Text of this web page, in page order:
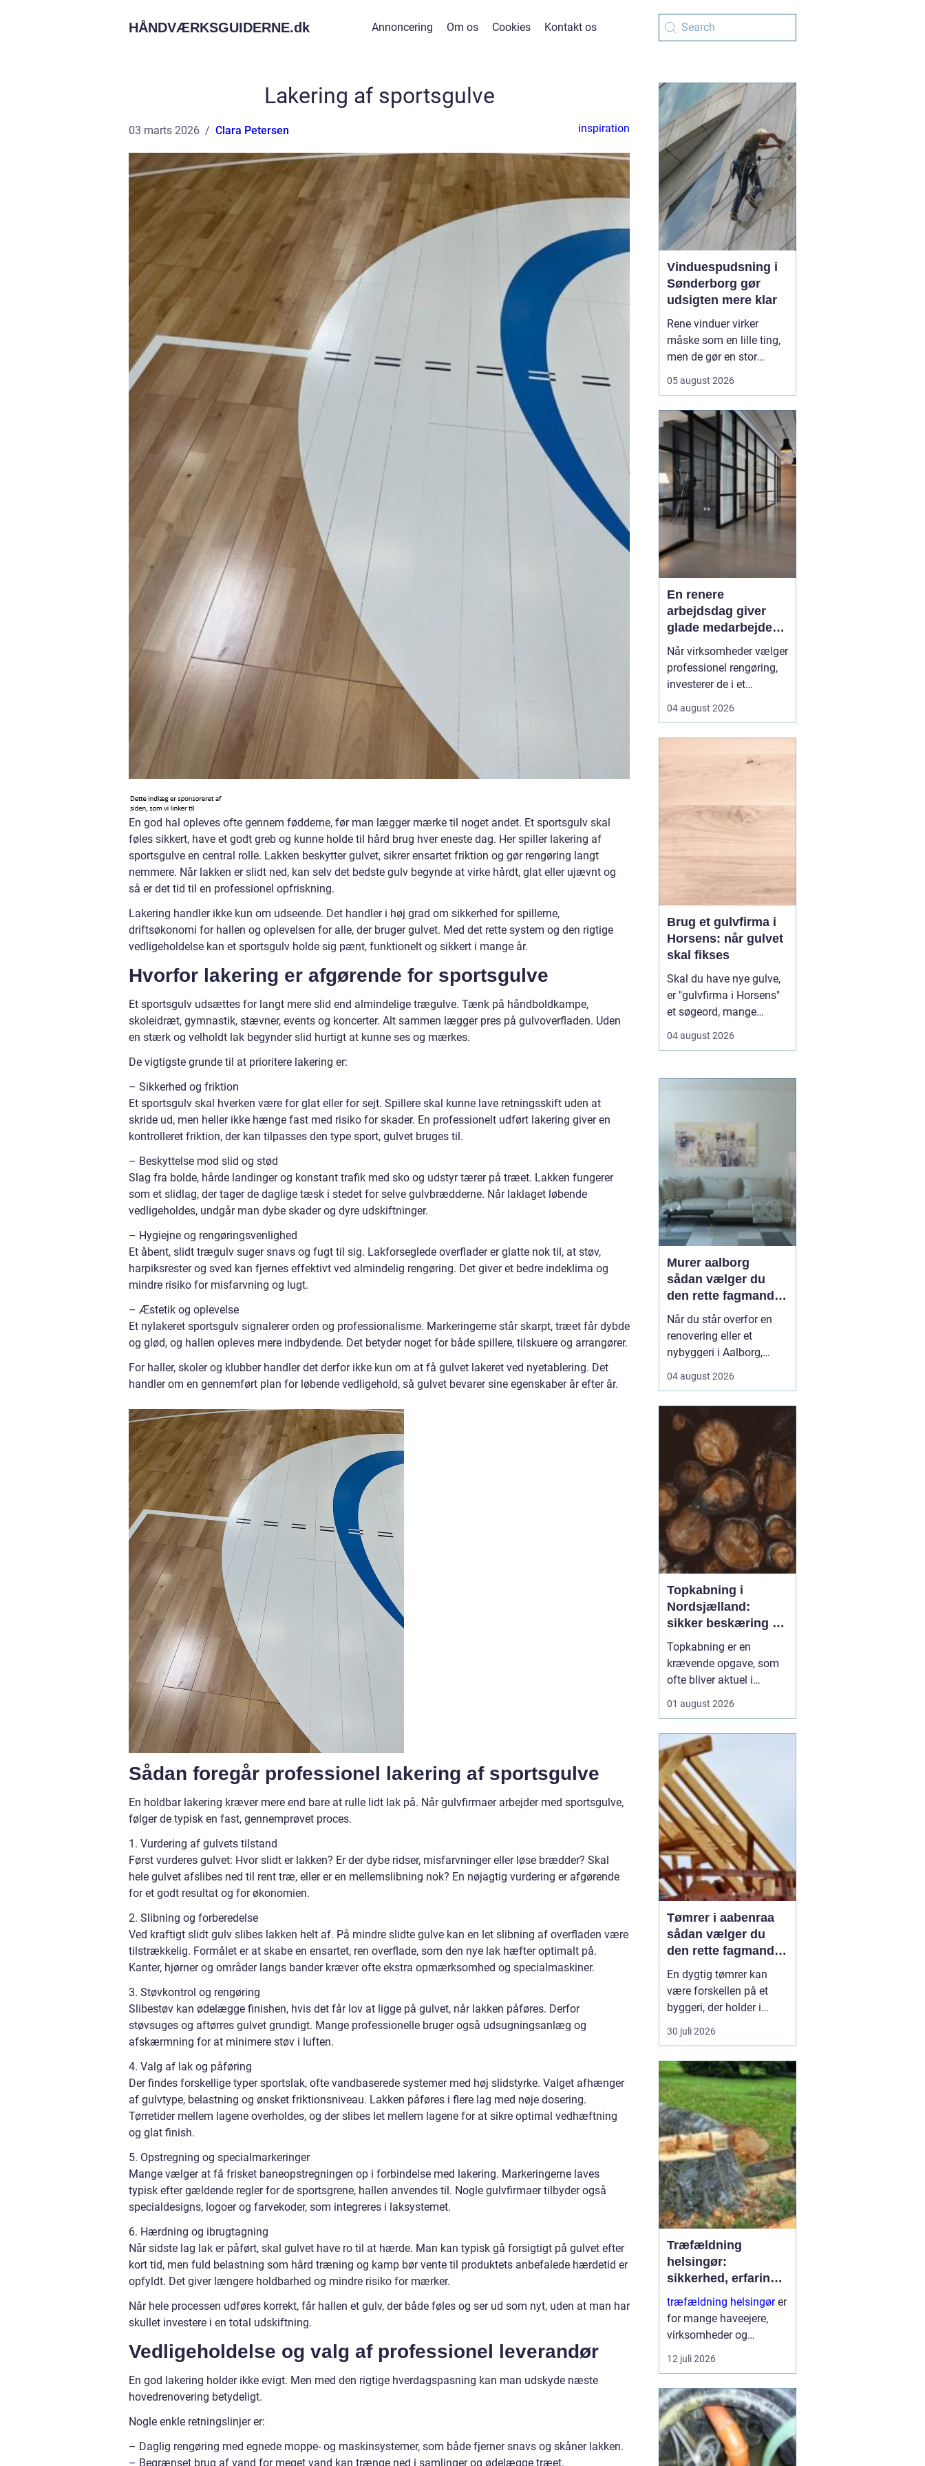
HÅNDVÆRKSGUIDERNE.dk Annoncering Om os Cookies Kontakt os
Lakering af sportsgulve
03 marts 2026 Clara Petersen inspiration
En god hal opleves ofte gennem fødderne, før man lægger mærke til noget andet. Et sportsgulv skal
føles sikkert, have et godt greb og kunne holde til hård brug hver eneste dag. Her spiller lakering af
sportsgulve en central rolle. Lakken beskytter gulvet, sikrer ensartet friktion og gør rengøring langt
nemmere. Når lakken er slidt ned, kan selv det bedste gulv begynde at virke hårdt, glat eller ujævnt og
så er det tid til en professionel opfriskning.
Lakering handler ikke kun om udseende. Det handler i høj grad om sikkerhed for spillerne,
driftsøkonomi for hallen og oplevelsen for alle, der bruger gulvet. Med det rette system og den rigtige
vedligeholdelse kan et sportsgulv holde sig pænt, funktionelt og sikkert i mange år.
Hvorfor lakering er afgørende for sportsgulve
Et sportsgulv udsættes for langt mere slid end almindelige trægulve. Tænk på håndboldkampe,
skoleidræt, gymnastik, stævner, events og koncerter. Alt sammen lægger pres på gulvoverfladen. Uden
en stærk og velholdt lak begynder slid hurtigt at kunne ses og mærkes.
De vigtigste grunde til at prioritere lakering er:
– Sikkerhed og friktion
Et sportsgulv skal hverken være for glat eller for sejt. Spillere skal kunne lave retningsskift uden at
skride ud, men heller ikke hænge fast med risiko for skader. En professionelt udført lakering giver en
kontrolleret friktion, der kan tilpasses den type sport, gulvet bruges til.
– Beskyttelse mod slid og stød
Slag fra bolde, hårde landinger og konstant trafik med sko og udstyr tærer på træet. Lakken fungerer
som et slidlag, der tager de daglige tæsk i stedet for selve gulvbrædderne. Når laklaget løbende
vedligeholdes, undgår man dybe skader og dyre udskiftninger.
– Hygiejne og rengøringsvenlighed
Et åbent, slidt trægulv suger snavs og fugt til sig. Lakforseglede overflader er glatte nok til, at støv,
harpiksrester og sved kan fjernes effektivt ved almindelig rengøring. Det giver et bedre indeklima og
mindre risiko for misfarvning og lugt.
– Æstetik og oplevelse
Et nylakeret sportsgulv signalerer orden og professionalisme. Markeringerne står skarpt, træet får dybde
og glød, og hallen opleves mere indbydende. Det betyder noget for både spillere, tilskuere og arrangører.
For haller, skoler og klubber handler det derfor ikke kun om at få gulvet lakeret ved nyetablering. Det
handler om en gennemført plan for løbende vedligehold, så gulvet bevarer sine egenskaber år efter år.
Sådan foregår professionel lakering af sportsgulve
En holdbar lakering kræver mere end bare at rulle lidt lak på. Når gulvfirmaer arbejder med sportsgulve,
følger de typisk en fast, gennemprøvet proces.
1. Vurdering af gulvets tilstand
Først vurderes gulvet: Hvor slidt er lakken? Er der dybe ridser, misfarvninger eller løse brædder? Skal
hele gulvet afslibes ned til rent træ, eller er en mellemslibning nok? En nøjagtig vurdering er afgørende
for et godt resultat og for økonomien.
2. Slibning og forberedelse
Ved kraftigt slidt gulv slibes lakken helt af. På mindre slidte gulve kan en let slibning af overfladen være
tilstrækkelig. Formålet er at skabe en ensartet, ren overflade, som den nye lak hæfter optimalt på.
Kanter, hjørner og områder langs bander kræver ofte ekstra opmærksomhed og specialmaskiner.
3. Støvkontrol og rengøring
Slibestøv kan ødelægge finishen, hvis det får lov at ligge på gulvet, når lakken påføres. Derfor
støvsuges og aftørres gulvet grundigt. Mange professionelle bruger også udsugningsanlæg og
afskærmning for at minimere støv i luften.
4. Valg af lak og påføring
Der findes forskellige typer sportslak, ofte vandbaserede systemer med høj slidstyrke. Valget afhænger
af gulvtype, belastning og ønsket friktionsniveau. Lakken påføres i flere lag med nøje dosering.
Tørretider mellem lagene overholdes, og der slibes let mellem lagene for at sikre optimal vedhæftning
og glat finish.
5. Opstregning og specialmarkeringer
Mange vælger at få frisket baneopstregningen op i forbindelse med lakering. Markeringerne laves
typisk efter gældende regler for de sportsgrene, hallen anvendes til. Nogle gulvfirmaer tilbyder også
specialdesigns, logoer og farvekoder, som integreres i laksystemet.
6. Hærdning og ibrugtagning
Når sidste lag lak er påført, skal gulvet have ro til at hærde. Man kan typisk gå forsigtigt på gulvet efter
kort tid, men fuld belastning som hård træning og kamp bør vente til produktets anbefalede hærdetid er
opfyldt. Det giver længere holdbarhed og mindre risiko for mærker.
Når hele processen udføres korrekt, får hallen et gulv, der både føles og ser ud som nyt, uden at man har
skullet investere i en total udskiftning.
Vedligeholdelse og valg af professionel leverandør
En god lakering holder ikke evigt. Men med den rigtige hverdagspasning kan man udskyde næste
hovedrenovering betydeligt.
Nogle enkle retningslinjer er:
– Daglig rengøring med egnede moppe- og maskinsystemer, som både fjerner snavs og skåner lakken.
– Begrænset brug af vand for meget vand kan trænge ned i samlinger og ødelægge træet.
Vinduespudsning i
Sønderborg gør
udsigten mere klar
Rene vinduer virker
måske som en lille ting,
men de gør en stor
arbejdsmiljø og privatliv.
ind, rummene virker
større, og både
medarbejdere, kunder og
gæster f&ari...
05 august 2026
En renere
arbejdsdag giver
glade medarbejdere
med
erhvervsrengøring i
Farvskov
Når virksomheder vælger
professionel rengøring,
investerer de i et
medarbejdere trives, og
04 august 2026
Brug et gulvfirma i
Horsens: når gulvet
skal fikses
Skal du have nye gulve,
er "gulvfirma i Horsens"
et søgeord, mange
overfor et nyt gulvprojekt
virksomheden. Når du
handler det typi...
04 august 2026
Murer aalborg
sådan vælger du
den rette fagmand
til dit næste projekt
Når du står overfor en
renovering eller et
nybyggeri i Aalborg,
stor rolle for både
En dygtig murer kan
forvandle en slidt bolig
til et moderne og
holdbart hjem, mens det
modsatte kan give dyre
r...
04 august 2026
Topkabning i
Nordsjælland:
sikker beskæring af
store træer
Topkabning er en
krævende opgave, som
ofte bliver aktuel i
sommerhusområder og
Nordsjælland. Store
træer kan give skygge,
læ og charme, men de
kan også udvikle sig til
en risiko, hvis de st...
01 august 2026
Tømrer i aabenraa
sådan vælger du
den rette fagmand
til dit projekt
En dygtig tømrer kan
være forskellen på et
byggeri, der holder i
årtier, og et projekt, der
hurtigt giver problemer.
omkring Aabenraa, har
du mange muligheder,
men hvordan finder du
den rigtige
samarbejdspartner til nyt
tag, vindue...
30 juli 2026
Træfældning
helsingør:
sikkerhed, erfaring
og gode løsninger i
nordsjælland
træfældning helsingører
for mange haveejere,
virksomheder og
grundejerforeninger et
nødvendigt skridt for at
sikre og pæne. Når et
træ bliver for højt, sygt
e...
12 juli 2026